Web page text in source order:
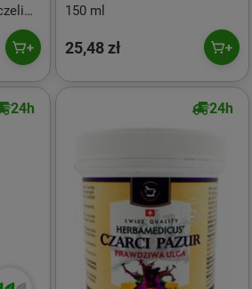
150 ml
25,48 zł
24h 24h